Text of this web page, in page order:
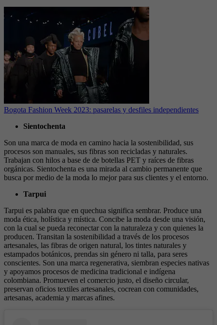
Bogota Fashion Week 2023: pasarelas y desfiles independientes
Sientochenta
Son una marca de moda en camino hacia la sostenibilidad, sus
procesos son manuales, sus fibras son recicladas y naturales.
Trabajan con hilos a base de de botellas PET y raíces de fibras
orgánicas. Sientochenta es una mirada al cambio permanente que
busca por medio de la moda lo mejor para sus clientes y el entorno.
Tarpui
Tarpui es palabra que en quechua significa sembrar. Produce una
moda ética, holística y mística. Concibe la moda desde una visión,
con la cual se pueda reconectar con la naturaleza y con quienes la
producen. Transitan la sostenibilidad a través de los procesos
artesanales, las fibras de origen natural, los tintes naturales y
estampados botánicos, prendas sin género ni talla, para seres
conscientes. Son una marca regenerativa, siembran especies nativas
y apoyamos procesos de medicina tradicional e indígena
colombiana. Promueven el comercio justo, el diseño circular,
preservan oficios textiles artesanales, cocrean con comunidades,
artesanas, academia y marcas afines.